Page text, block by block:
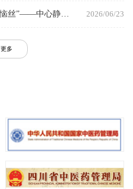
科普在线 | 别让“生命线”变成“烦恼丝”——中心静脉通路皮肤舒适管理 2026/06/23
多